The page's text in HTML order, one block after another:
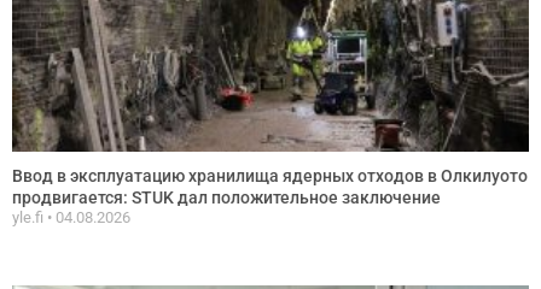
Ввод в эксплуатацию хранилища ядерных отходов в Олкилуото
продвигается: STUK дал положительное заключение
yle.fi 04.08.2026